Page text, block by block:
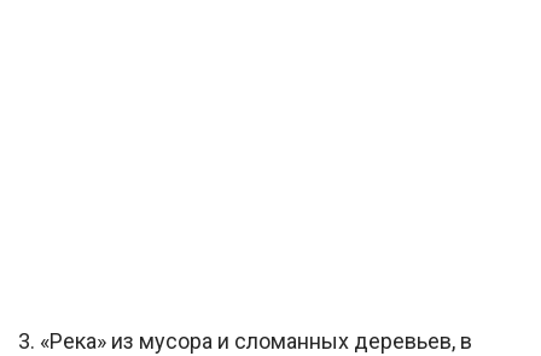
3. «Река» из мусора и сломанных деревьев, в